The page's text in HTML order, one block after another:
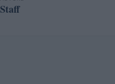
Staff